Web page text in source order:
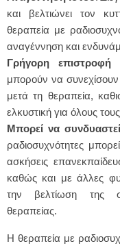
και βελτιώνει τον
θεραπεία με
αναγέννηση και
Γρήγορη επιστροφή
μπορούν να συνεχίσουν
μετά τη θεραπεία,
ελκυστική για όλους
Μπορεί να
ραδιοσυχνότητες
ασκήσεις
καθώς και με άλλες
την βελτίωση της
θεραπείας.
Η θεραπεία με